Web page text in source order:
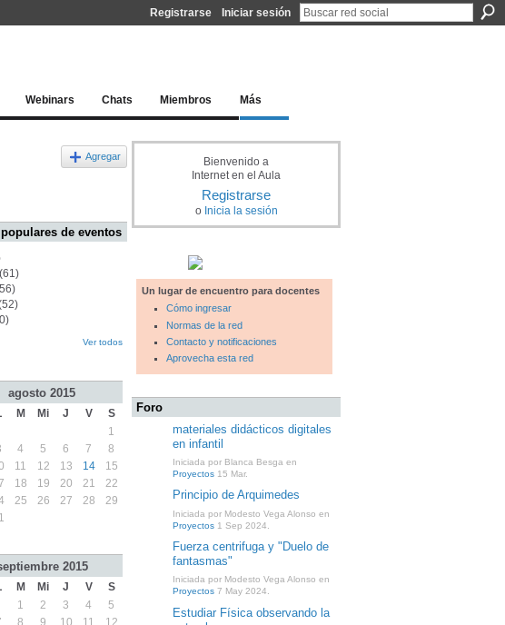
Registrarse Iniciar sesión
Webinars Chats Miembros Más
Agregar
de eventos
(61)
Ver todos
agosto 2015
M Mi J V
S
1
4 5 6 7
8
11 12 13 14
15
18 19 20 21
22
25 26 27 28
29
2015
M Mi J V
S
1
2 3 4
5
8 9 10 11
12
Bienvenido a
Internet en el Aula
Registrarse
o Inicia la sesión
Un lugar de encuentro para docentes
Cómo ingresar
Normas de la red
Contacto y notificaciones
Aprovecha esta red
Foro
materiales didácticos digitales
en infantil
Iniciada por Blanca Besga en
Proyectos 15 Mar.
Principio de Arquimedes
Iniciada por Modesto Vega Alonso en
Proyectos 1 Sep 2024.
Fuerza centrifuga y "Duelo de
fantasmas"
Iniciada por Modesto Vega Alonso en
Proyectos 7 May 2024.
Estudiar Física observando la